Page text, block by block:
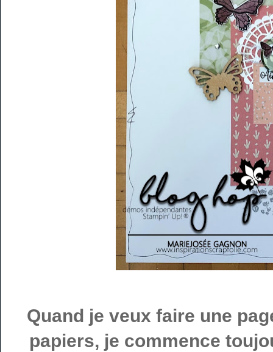
Quand je veux faire une
papiers, je commence